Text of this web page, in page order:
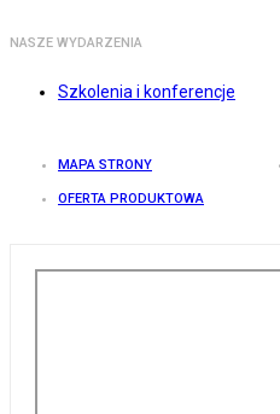
NASZE WYDARZENIA
Szkolenia i konferencje
MAPA STRONY
OFERTA PRODUKTOWA